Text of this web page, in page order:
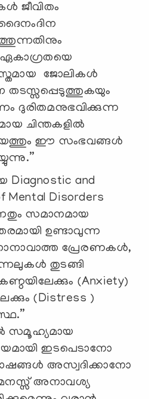
ജീവിതം
ജോലികൾ
തടസ്സപ്പെടുത്തുകയും
ദുരിതമനുഭവിക്കുന്ന
ചിന്തകളിൽ
ഈ സംഭവങ്ങൾ
and
Mental Disorders
സമാനമായ
ഉണ്ടാവുന്ന
പ്രേരണകൾ,
തുടങ്ങി
(Anxiety)
(Distress )
സമൂഹ്യമായ
ഇടപെടാനോ
അസ്വദിക്കാനോ
മനസ്സ് അനാവശ്യ